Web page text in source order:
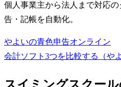
個人事業主から法人まで対応
告・記帳を自動化。
やよいの青色申告オンライン
会計ソフト3つを比較する（や